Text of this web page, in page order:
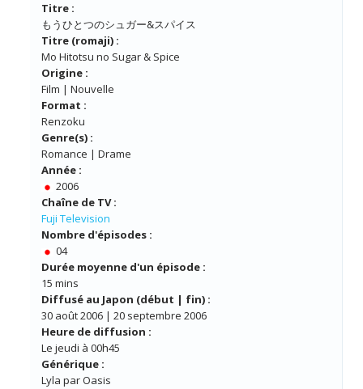
Titre :
もうひとつのシュガー&スパイス
Titre (romaji) :
Mo Hitotsu no Sugar & Spice
Origine :
Film | Nouvelle
Format :
Renzoku
Genre(s) :
Romance | Drame
Année :
2006
Chaîne de TV :
Fuji Television
Nombre d'épisodes :
04
Durée moyenne d'un épisode :
15 mins
Diffusé au Japon (début | fin) :
30 août 2006 | 20 septembre 2006
Heure de diffusion :
Le jeudi à 00h45
Générique :
Lyla par Oasis